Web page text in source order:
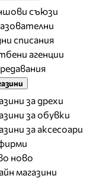
съюзи
списания
агенции
за дрехи
за обувки
за aксесоари
ново
магазини